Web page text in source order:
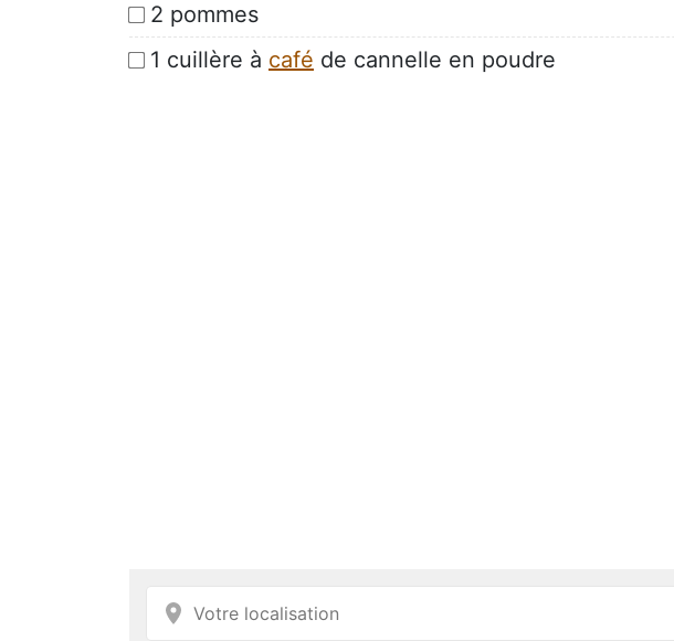
2 pommes
1 cuillère à café de cannelle en poudre